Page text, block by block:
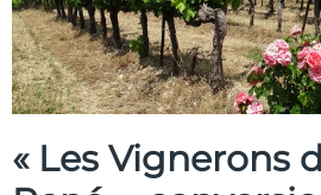
« Les Vignerons